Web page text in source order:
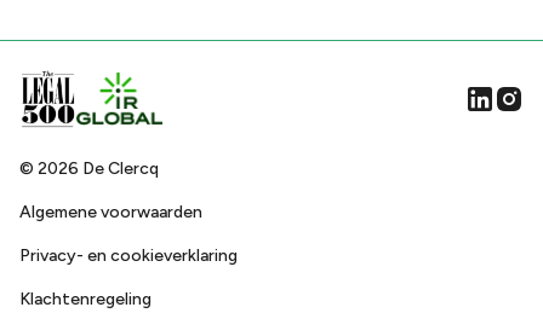
© 2026 De Clercq
Algemene voorwaarden
Privacy- en cookieverklaring
Klachtenregeling